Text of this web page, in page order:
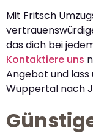
Mit Fritsch
das dich bei
Kontaktiere uns
Angebot und lass
Wuppertal nach